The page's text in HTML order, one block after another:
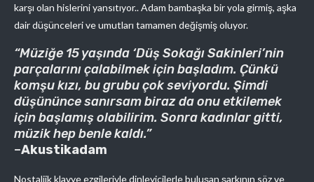
karşı olan hislerini yansıtıyor.. Adam bambaşka bir yola girmiş, aşka
dair düşünceleri ve umutları tamamen değişmiş oluyor.
“Müziğe 15 yaşında ‘Düş Sokağı Sakinleri’nin
parçalarını çalabilmek için başladım. Çünkü
komşu kızı, bu grubu çok seviyordu. Şimdi
düşününce sanırsam biraz da onu etkilemek
için başlamış olabilirim. Sonra kadınlar gitti,
müzik hep benle kaldı.”
–Akustikadam
Nostaljik klavye ezgileriyle dinleyicilerle buluşan şarkının söz ve